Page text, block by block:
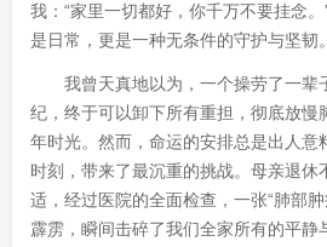
我：“家里一切都好，你千万不要挂念
是日常，更是一种无条件的守护与坚韧。
我曾天真地以为，一个操劳了一辈
纪，终于可以卸下所有重担，彻底放慢
年时光。然而，命运的安排总是出人意
时刻，带来了最沉重的挑战。母亲退休
适，经过医院的全面检查，一张“肺部
霹雳，瞬间击碎了我们全家所有的平静